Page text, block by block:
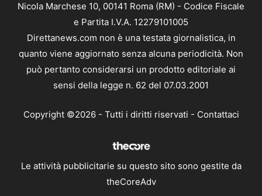
Nicola Marchese 10, 00141 Roma (RM) - Codice Fiscale
e Partita I.V.A. 12279101005
Direttanews.com non è una testata giornalistica, in
quanto viene aggiornato senza alcuna periodicità. Non
può pertanto considerarsi un prodotto editoriale ai
sensi della legge n. 62 del 07.03.2001
Copyright ©2026 - Tutti i diritti riservati - Contattaci
Le attività pubblicitarie su questo sito sono gestite da
theCoreAdv